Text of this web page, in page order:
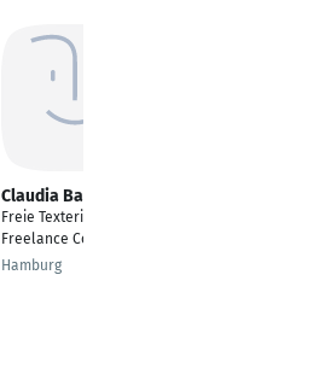
Claudia Bach
Freie Texterin,
Freelance Copywriter
Hamburg